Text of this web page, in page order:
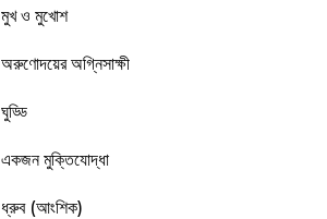
মুখ ও মুখোশ
অরুণোদয়ের অগ্নিসাক্ষী
ঘুড্ডি
একজন মুক্তিযোদ্ধা
ধ্রুব (আংশিক)